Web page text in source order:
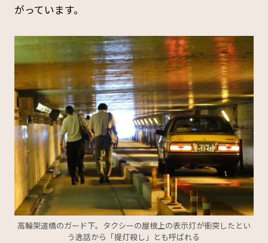
がっています。
高輪架道橋のガード下。タクシーの屋根上の表示灯が衝突したとい
う逸話から「提灯殺し」とも呼ばれる